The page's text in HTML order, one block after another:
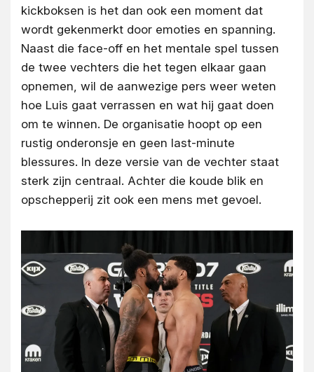
kickboksen is het dan ook een moment dat
wordt gekenmerkt door emoties en spanning.
Naast die face-off en het mentale spel tussen
de twee vechters die het tegen elkaar gaan
opnemen, wil de aanwezige pers weer weten
hoe Luis gaat verrassen en wat hij gaat doen
om te winnen. De organisatie hoopt op een
rustig onderonsje en geen last-minute
blessures. In deze versie van de vechter staat
sterk zijn centraal. Achter die koude blik en
opschepperij zit ook een mens met gevoel.